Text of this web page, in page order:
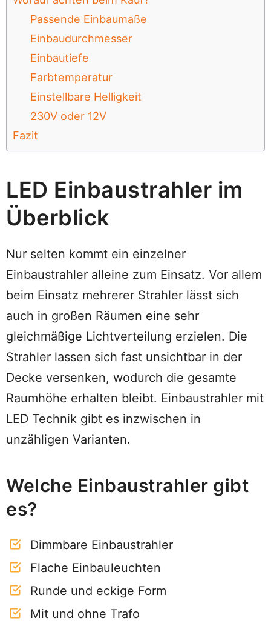
Passende Einbaumaße
Einbaudurchmesser
Einbautiefe
Farbtemperatur
Einstellbare Helligkeit
230V oder 12V
Fazit
LED Einbaustrahler im
Überblick
Nur selten kommt ein einzelner
Einbaustrahler alleine zum Einsatz. Vor allem
beim Einsatz mehrerer Strahler lässt sich
auch in großen Räumen eine sehr
gleichmäßige Lichtverteilung erzielen. Die
Strahler lassen sich fast unsichtbar in der
Decke versenken, wodurch die gesamte
Raumhöhe erhalten bleibt. Einbaustrahler mit
LED Technik gibt es inzwischen in
unzähligen Varianten.
Welche Einbaustrahler gibt
es?
Dimmbare Einbaustrahler
Flache Einbauleuchten
Runde und eckige Form
Mit und ohne Trafo